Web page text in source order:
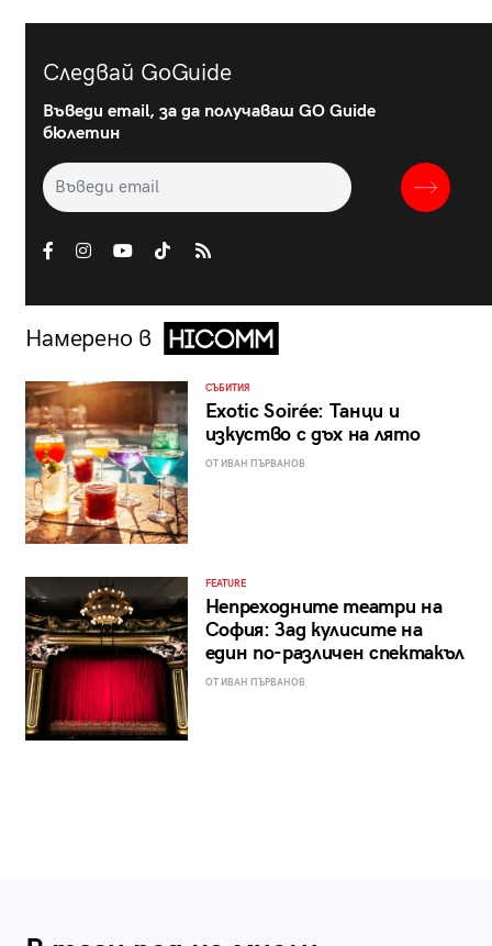
Следвай GoGuide
Въведи email, за да получаваш GO Guide
бюлетин
Намерено в
СЪБИТИЯ
Exotic Soirée: Танци и
изкуство с дъх на лято
ОТ ИВАН ПЪРВАНОВ
FEATURE
Непреходните театри на
София: Зад кулисите на
един по-различен спектакъл
ОТ ИВАН ПЪРВАНОВ